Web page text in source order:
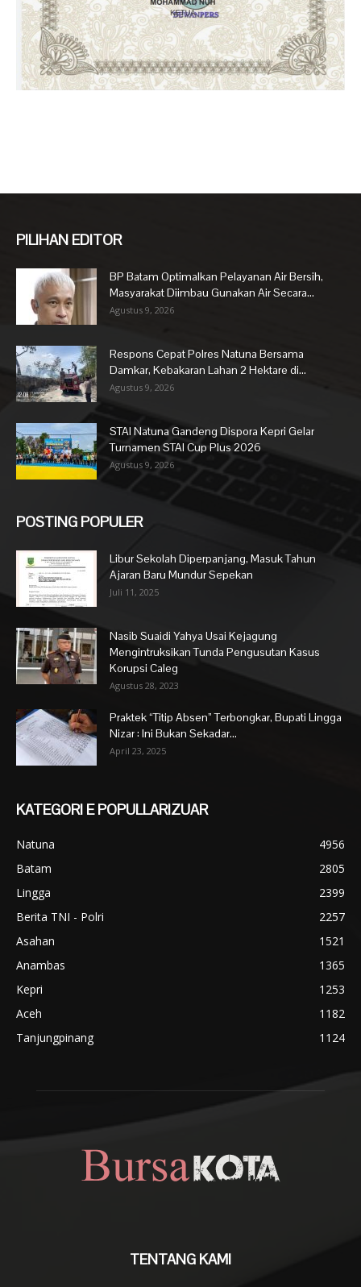
PILIHAN EDITOR
BP Batam Optimalkan Pelayanan Air Bersih,
Masyarakat Diimbau Gunakan Air Secara...
Agustus 9, 2026
Respons Cepat Polres Natuna Bersama
Damkar, Kebakaran Lahan 2 Hektare di...
Agustus 9, 2026
STAI Natuna Gandeng Dispora Kepri Gelar
Turnamen STAI Cup Plus 2026
Agustus 9, 2026
POSTING POPULER
Libur Sekolah Diperpanjang, Masuk Tahun
Ajaran Baru Mundur Sepekan
Juli 11, 2025
Nasib Suaidi Yahya Usai Kejagung
Mengintruksikan Tunda Pengusutan Kasus
Korupsi Caleg
Agustus 28, 2023
Praktek “Titip Absen” Terbongkar, Bupati Lingga
Nizar : Ini Bukan Sekadar...
April 23, 2025
KATEGORI E POPULLARIZUAR
Natuna
4956
Batam
2805
Lingga
2399
Berita TNI - Polri
2257
Asahan
1521
Anambas
1365
Kepri
1253
Aceh
1182
Tanjungpinang
1124
TENTANG KAMI